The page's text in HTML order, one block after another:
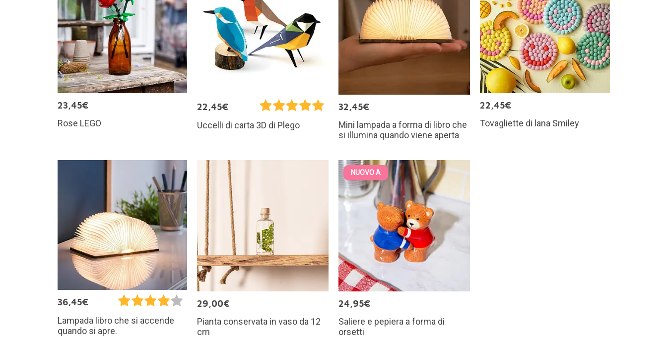
23,45€
Rose LEGO
22,45€
Uccelli di carta 3D di Plego
32,45€
Mini lampada a forma di libro che
si illumina quando viene aperta
22,45€
Tovagliette di lana Smiley
36,45€
Lampada libro che si accende
quando si apre.
29,00€
Pianta conservata in vaso da 12
cm
NUOVO A
24,95€
Saliere e pepiera a forma di
orsetti